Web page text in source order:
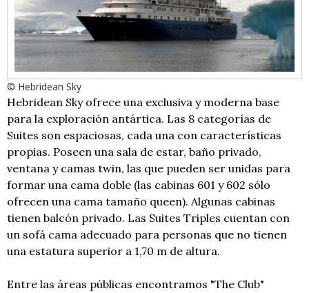
© Hebridean Sky
Hebridean Sky ofrece una exclusiva y moderna base
para la exploración antártica. Las 8 categorías de
Suites son espaciosas, cada una con características
propias. Poseen una sala de estar, baño privado,
ventana y camas twin, las que pueden ser unidas para
formar una cama doble (las cabinas 601 y 602 sólo
ofrecen una cama tamaño queen). Algunas cabinas
tienen balcón privado. Las Suites Triples cuentan con
un sofá cama adecuado para personas que no tienen
una estatura superior a 1,70 m de altura.
Entre las áreas públicas encontramos "The Club"